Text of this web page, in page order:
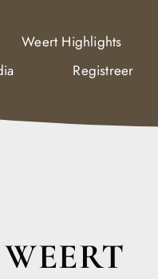
Weert Highlights
Registreer